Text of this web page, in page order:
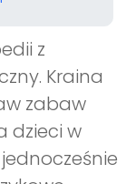
z
Kraina
zabaw
dzieci w